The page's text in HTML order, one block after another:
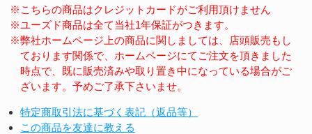
※こちらの商品はクレジットカードがご利用頂けません
※ユーズド商品は全て当社1年保証がつきます。
※弊社ホームページ上の商品に関しましては、店頭販売もし
ております関係で、ホームページにてご注文を頂きました
時点で、既に販売済みや取り置き中になっている場合がご
ざいます。予めご了承下さいませ。
特定商取引法に基づく表記（返品等）
この商品を友達に教える